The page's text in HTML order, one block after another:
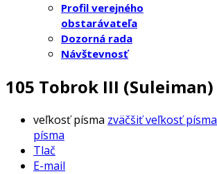
Profil verejného
obstarávateľa
Dozorná rada
Návštevnosť
105 Tobrok III (Suleiman)
veľkosť písma zväčšiť veľkosť písma
písma
Tlač
E-mail